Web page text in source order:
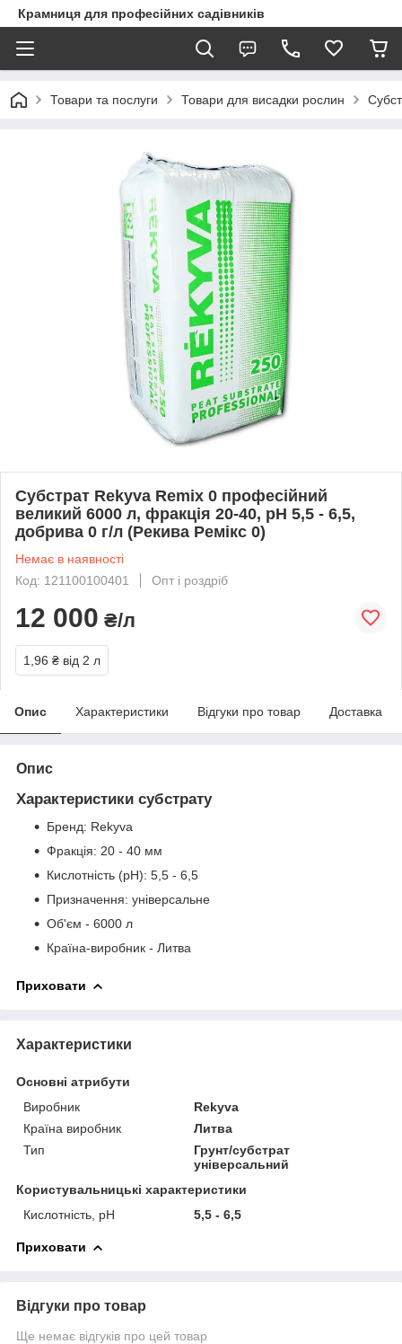
Крамниця для професійних садівників
Товари та послуги Товари для висадки рослин
Субстрат Rekyva Remix 0 професійний
великий 6000 л, фракція 20-40, pH 5,5 - 6,5,
добрива 0 г/л (Рекива Ремікс 0)
Немає в наявності
Код: 121100100401
Опт і роздріб
12 000 ₴/л
1,96 ₴ від 2 л
Опис Характеристики Відгуки про товар Доставка
Опис
Характеристики субстрату
Бренд: Rekyva
Фракція: 20 - 40 мм
Кислотність (pH): 5,5 - 6,5
Призначення: універсальне
Об'єм - 6000 л
Країна-виробник - Литва
Приховати
Характеристики
Основні атрибути
Виробник
Rekyva
Країна виробник
Литва
Тип
Грунт/субстрат
універсальний
Користувальницькі характеристики
Кислотність, pH
5,5 - 6,5
Приховати
Відгуки про товар
Ще немає відгуків про цей товар